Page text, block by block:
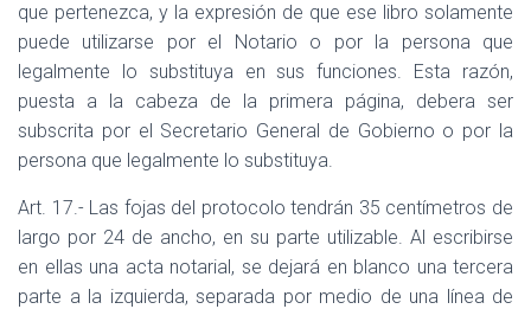
que pertenezca, y la expresión de que ese libro solamente
puede utilizarse por el Notario o por la persona que
legalmente lo substituya en sus funciones. Esta razón,
puesta a la cabeza de la primera página, debera ser
subscrita por el Secretario General de Gobierno o por la
persona que legalmente lo substituya.
Art. 17.- Las fojas del protocolo tendrán 35 centímetros de
largo por 24 de ancho, en su parte utilizable. Al escribirse
en ellas una acta notarial, se dejará en blanco una tercera
parte a la izquierda, separada por medio de una línea de